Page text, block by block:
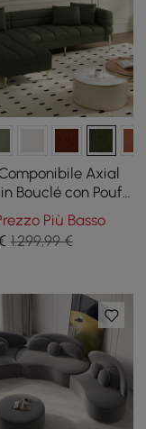
Axial
Bouclé con Pouf
DoratePiù Basso
1.299,99 €